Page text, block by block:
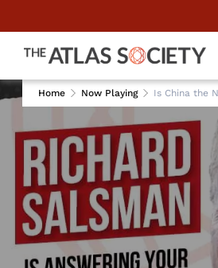
Home Now Playing Is China the